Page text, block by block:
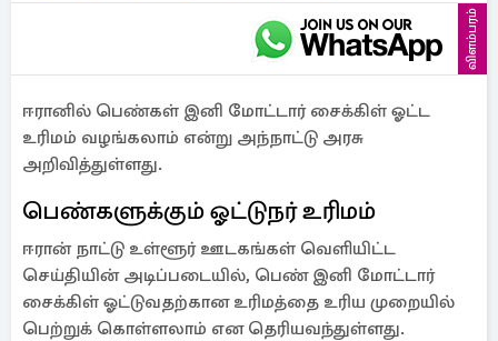
விளம்பரம்
ஈரானில் பெண்கள் இனி மோட்டார் சைக்கிள் ஓட்ட
உரிமம் வழங்கலாம் என்று அந்நாட்டு அரசு
அறிவித்துள்ளது.
பெண்களுக்கும் ஓட்டுநர் உரிமம்
ஈரான் நாட்டு உள்ளூர் ஊடகங்கள் வெளியிட்ட
செய்தியின் அடிப்படையில், பெண் இனி மோட்டார்
சைக்கிள் ஓட்டுவதற்கான உரிமத்தை உரிய முறையில்
பெற்றுக் கொள்ளலாம் என தெரியவந்துள்ளது.